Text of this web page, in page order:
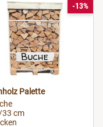
-13%
Palette
cm